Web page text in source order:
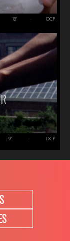
12' · DCP
9' · DCP